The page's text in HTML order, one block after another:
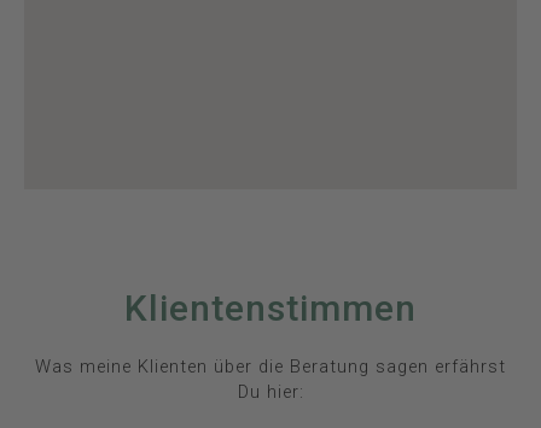
Klientenstimmen
Was meine Klienten über die Beratung sagen erfährst
Du hier: